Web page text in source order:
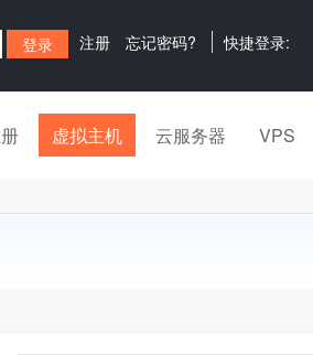
注册 忘记密码? 快捷登录:
虚拟主机 云服务器 VPS